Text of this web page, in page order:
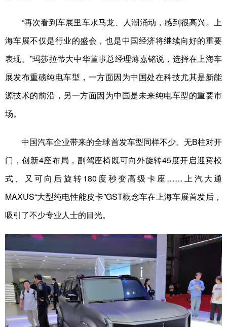
广东 广西 海南 重庆
四川 贵州 云南 西藏
陕西 甘肃 青海 宁夏
多语种频道
English Español Français عربى
Русский язык 日本語 한국어
Deutsch Português
“再次看到车展里车水马龙、人潮涌动，感到很高兴。上
海车展不仅是行业的盛会，也是中国经济将继续向好的重要
表现。”玛莎拉蒂大中华董事总经理薄嘉铭说，选择在上海车
展发布重磅纯电车型，一方面因为中国处在科技尤其是新能
源技术的前沿，另一方面因为中国是未来纯电车型的重要市
场。
中国汽车企业带来的全球首发车型同样不少。无B柱对开
门，创新4座布局，副驾座椅既可向外旋转45度开启迎宾模
式、又可向后旋转180度秒变高级卡座……上汽大通
MAXUS“大型纯电性能皮卡”GST概念车在上海车展首发后，
吸引了不少专业人士的目光。